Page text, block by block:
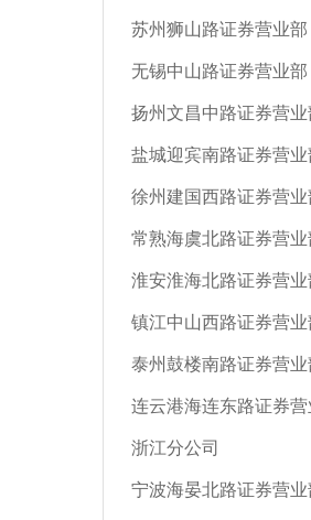
苏州狮山路证券营业部
无锡中山路证券营业部
扬州文昌中路证券营业
盐城迎宾南路证券营业
徐州建国西路证券营业
常熟海虞北路证券营业
淮安淮海北路证券营业
镇江中山西路证券营业
泰州鼓楼南路证券营业
连云港海连东路证券营
浙江分公司
宁波海晏北路证券营业